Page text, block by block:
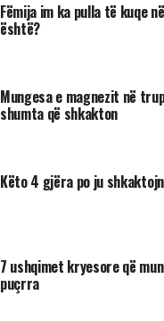
Fëmija im ka pulla të kuqe
është?
Mungesa e magnezit në
shumta që shkakton
Këto 4 gjëra po ju
7 ushqimet kryesore që
puçrra